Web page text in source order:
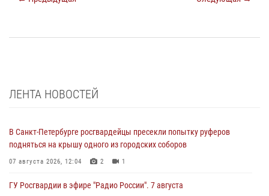
ЛЕНТА НОВОСТЕЙ
В Санкт-Петербурге росгвардейцы пресекли попытку руферов
подняться на крышу одного из городских соборов
07 августа 2026, 12:04 2 1
ГУ Росгвардии в эфире "Радио России". 7 августа